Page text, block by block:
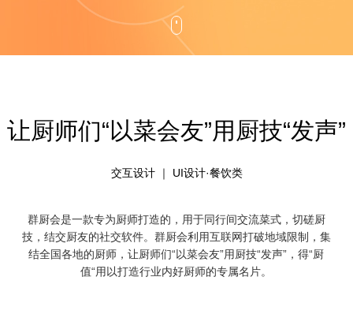
让厨师们“以菜会友”用厨技“发声”
交互设计 ｜ UI设计·餐饮类
群厨会是一款专为厨师打造的，用于同行间交流菜式，切磋厨
技，结交厨友的社交软件。群厨会利用互联网打破地域限制，集
结全国各地的厨师，让厨师们“以菜会友”用厨技“发声”，得“厨
值“用以打造行业内好厨师的专属名片。